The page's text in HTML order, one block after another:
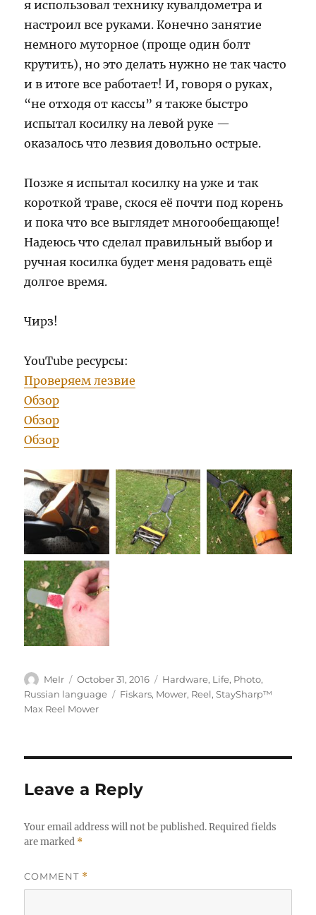
я использовал технику кувалдометра и
настроил все руками. Конечно занятие
немного муторное (проще один болт
крутить), но это делать нужно не так часто
и в итоге все работает! И, говоря о руках,
“не отходя от кассы” я также быстро
испытал косилку на левой руке —
оказалось что лезвия довольно острые.
Позже я испытал косилку на уже и так
короткой траве, скося её почти под корень
и пока что все выглядет многообещающе!
Надеюсь что сделал правильный выбор и
ручная косилка будет меня радовать ещё
долгое время.
Чирз!
YouTube ресурсы:
Проверяем лезвие
Обзор
Обзор
Обзор
Author
MeIr
Posted
on
October 31, 2016 Categories
Hardware, Life, Photo,
Russian language
Tags
Fiskars, Mower, Reel,StaySharp™
Max Reel Mower
Leave a Reply
Your email address will not be published. Required fields
are marked *
COMMENT *